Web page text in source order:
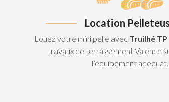
Location
Louez votre mini pelle avec Truilhé TP
travaux de terrassement Valence
l’équipement adéquat.